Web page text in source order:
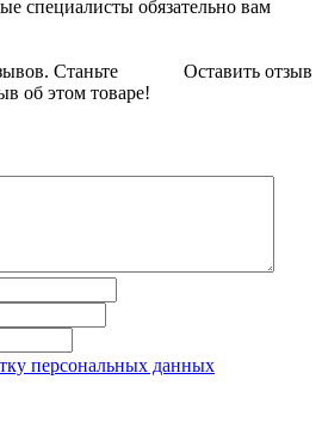
специалисты обязательно вам
Оставить отзыв
Станьте
об этом товаре!
персональных данных